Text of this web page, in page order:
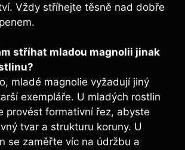
Vždy stříhejte těsně nad dobře
stříhat⁣ mladou magnolii jinak‍
mladé magnolie‍ vyžadují jiný
exempláře. U mladých rostlin
⁤provést formativní řez, ⁤abyste
tvar ‌a strukturu koruny. U
se⁣ zaměřte víc ​na údržbu a